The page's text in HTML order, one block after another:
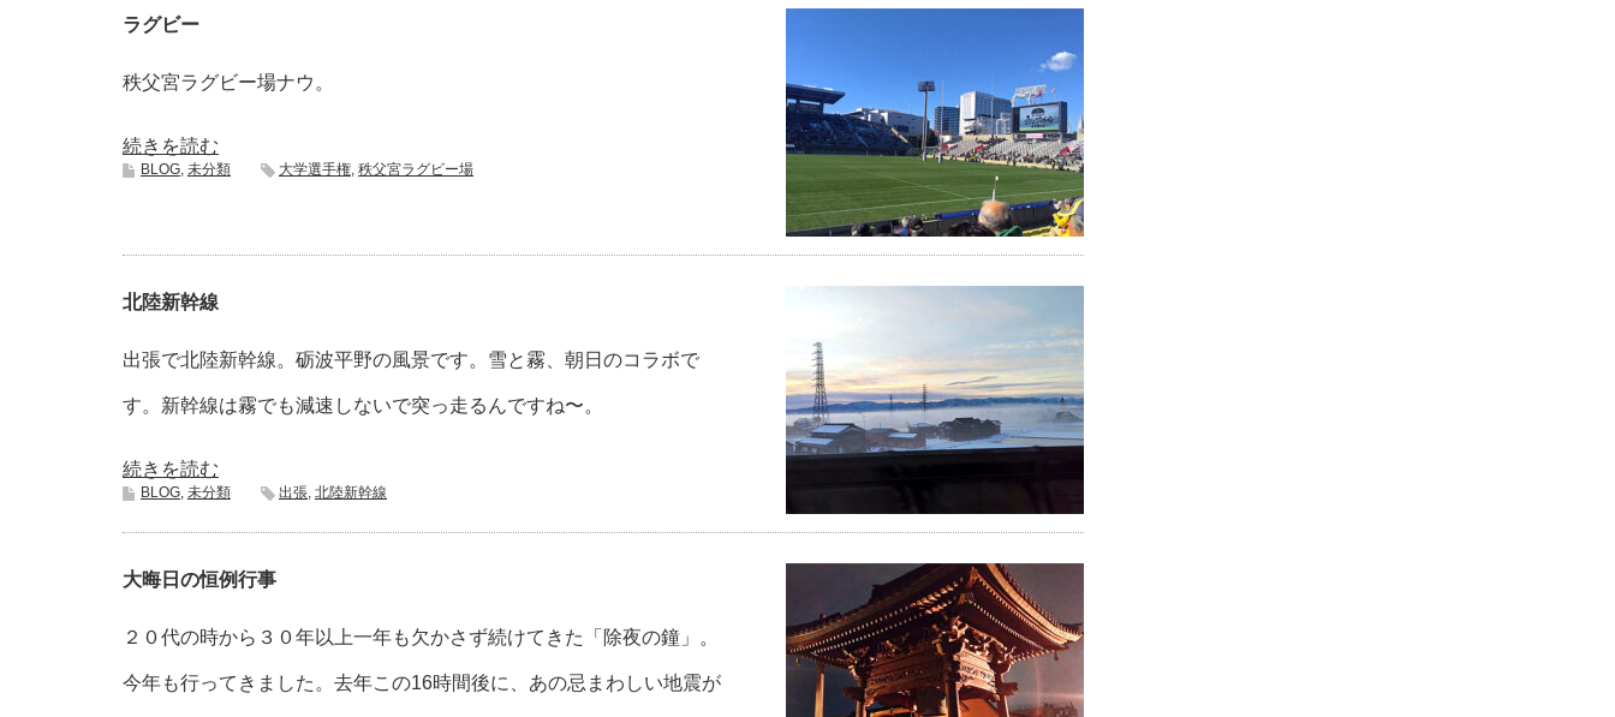
ラグビー
秩父宮ラグビー場ナウ。
続きを読む
BLOG, 未分類 大学選手権, 秩父宮ラグビー場
北陸新幹線
出張で北陸新幹線。砺波平野の風景です。雪と霧、朝日のコラボで
す。新幹線は霧でも減速しないで突っ走るんですね〜。
続きを読む
BLOG, 未分類 出張, 北陸新幹線
大晦日の恒例行事
２０代の時から３０年以上一年も欠かさず続けてきた「除夜の鐘」。
今年も行ってきました。去年この16時間後に、あの忌まわしい地震が